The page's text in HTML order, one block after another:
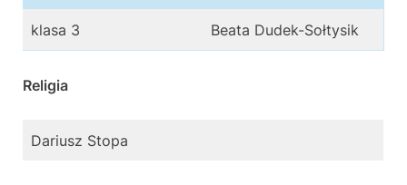
klasa 3 Beata Dudek-Sołtysik
Religia
Dariusz Stopa